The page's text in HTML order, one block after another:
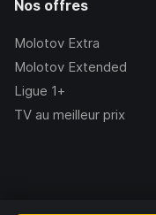
Nos offres
Molotov Extra
Molotov Extended
Ligue 1+
TV au meilleur prix